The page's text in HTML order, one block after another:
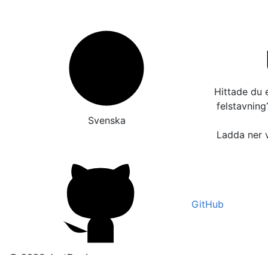
Svenska
Hittade du
Ladda ner
GitHub